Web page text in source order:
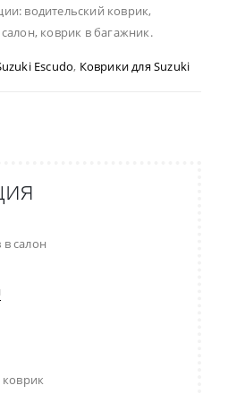
водительский коврик,
коврик в багажник.
Escudo, Коврики для Suzuki
салон